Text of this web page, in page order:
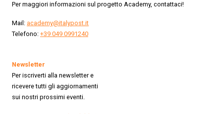
Per maggiori informazioni sul progetto Academy, contattaci!
Mail: academy@italypost.it
Telefono: +39 049 0991240
Newsletter
Per iscriverti alla newsletter e
ricevere tutti gli aggiornamenti
sui nostri prossimi eventi.